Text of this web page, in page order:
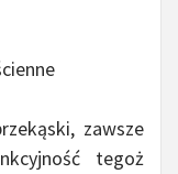
zawsze
tegoż